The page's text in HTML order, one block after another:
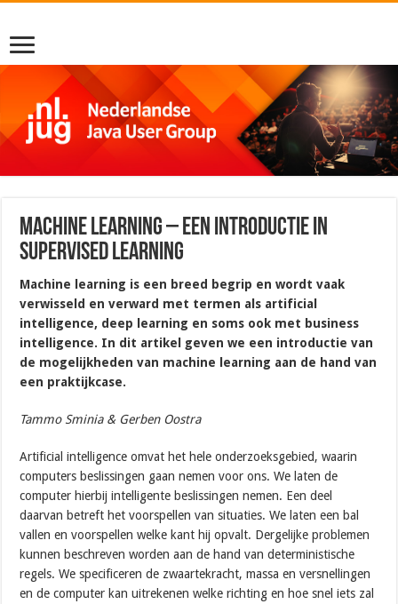
Machine learning – een introductie in
supervised learning
Machine learning is een breed begrip en wordt vaak
verwisseld en verward met termen als artificial
intelligence, deep learning en soms ook met business
intelligence. In dit artikel geven we een introductie van
de mogelijkheden van machine learning aan de hand van
een praktijkcase.
Tammo Sminia & Gerben Oostra
Artificial intelligence omvat het hele onderzoeksgebied, waarin
computers beslissingen gaan nemen voor ons. We laten de
computer hierbij intelligente beslissingen nemen. Een deel
daarvan betreft het voorspellen van situaties. We laten een bal
vallen en voorspellen welke kant hij opvalt. Dergelijke problemen
kunnen beschreven worden aan de hand van deterministische
regels. We specificeren de zwaartekracht, massa en versnellingen
en de computer kan uitrekenen welke richting en hoe snel iets zal